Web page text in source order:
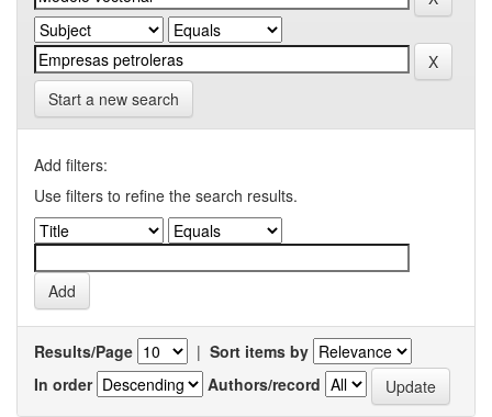
Start a new search
Add filters:
Use filters to refine the search results.
Results/Page | Sort items by
In order
Authors/record